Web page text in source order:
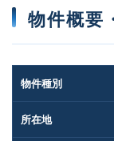
物件概要
物件種別
所在地